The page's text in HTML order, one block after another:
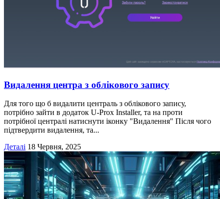
Видалення центра з облікового запису
Для того що б видалити централь з облікового запису,
потрібно зайти в додаток U-Prox Installer, та на проти
потрібної централі натиснути іконку "Видалення" Після чого
підтвердити видалення, та...
Деталі 18 Червня, 2025